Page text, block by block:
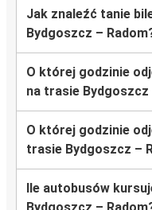
Jak znaleźć tanie
Bydgoszcz –
O której godzinie
na trasie Bydgoszcz
O której godzinie
trasie Bydgoszcz –
Ile autobusów